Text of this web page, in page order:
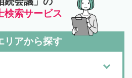
検索サービス
リアから探す